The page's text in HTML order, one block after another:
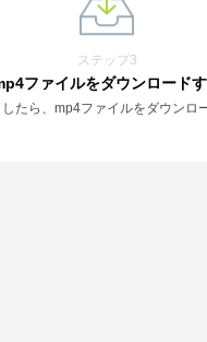
ステップ3
ファイルをダウンロード
たら、mp4ファイルをダウンロ